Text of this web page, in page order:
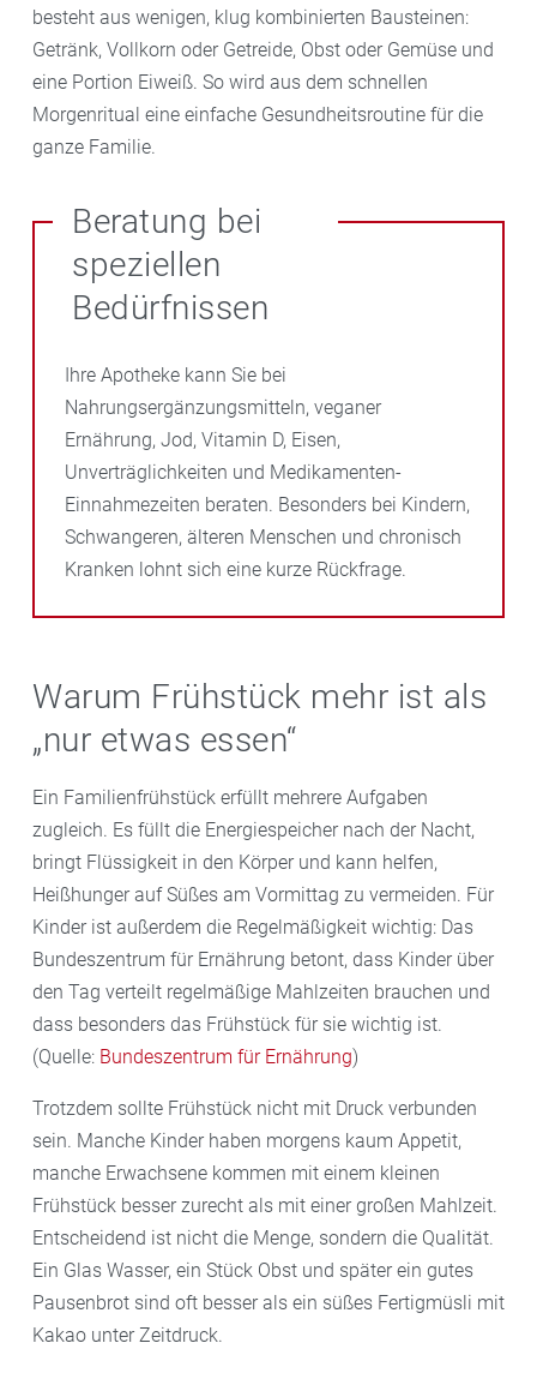
besteht aus wenigen, klug kombinierten Bausteinen:
Getränk, Vollkorn oder Getreide, Obst oder Gemüse und
eine Portion Eiweiß. So wird aus dem schnellen
Morgenritual eine einfache Gesundheitsroutine für die
ganze Familie.
Beratung bei
speziellen
Bedürfnissen
Ihre Apotheke kann Sie bei
Nahrungsergänzungsmitteln, veganer
Ernährung, Jod, Vitamin D, Eisen,
Unverträglichkeiten und Medikamenten-
Einnahmezeiten beraten. Besonders bei Kindern,
Schwangeren, älteren Menschen und chronisch
Kranken lohnt sich eine kurze Rückfrage.
Warum Frühstück mehr ist als
„nur etwas essen“
Ein Familienfrühstück erfüllt mehrere Aufgaben
zugleich. Es füllt die Energiespeicher nach der Nacht,
bringt Flüssigkeit in den Körper und kann helfen,
Heißhunger auf Süßes am Vormittag zu vermeiden. Für
Kinder ist außerdem die Regelmäßigkeit wichtig: Das
Bundeszentrum für Ernährung betont, dass Kinder über
den Tag verteilt regelmäßige Mahlzeiten brauchen und
dass besonders das Frühstück für sie wichtig ist.
(Quelle: Bundeszentrum für Ernährung)
Trotzdem sollte Frühstück nicht mit Druck verbunden
sein. Manche Kinder haben morgens kaum Appetit,
manche Erwachsene kommen mit einem kleinen
Frühstück besser zurecht als mit einer großen Mahlzeit.
Entscheidend ist nicht die Menge, sondern die Qualität.
Ein Glas Wasser, ein Stück Obst und später ein gutes
Pausenbrot sind oft besser als ein süßes Fertigmüsli mit
Kakao unter Zeitdruck.